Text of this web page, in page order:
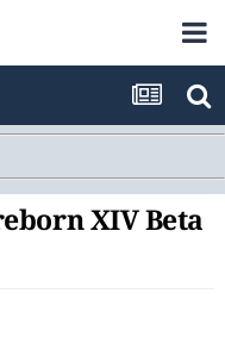
XIV Beta